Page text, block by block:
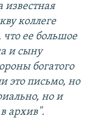
известная
коллеге
что ее большое
и сыну
богатого
это письмо, но
но и
архив".